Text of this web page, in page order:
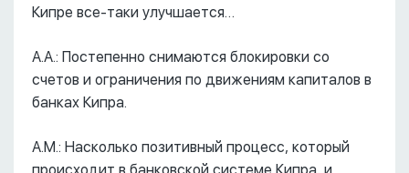
Кипре все-таки улучшается…
А.А.: Постепенно снимаются блокировки со
счетов и ограничения по движениям капиталов в
банках Кипра.
А.М.: Насколько позитивный процесс, который